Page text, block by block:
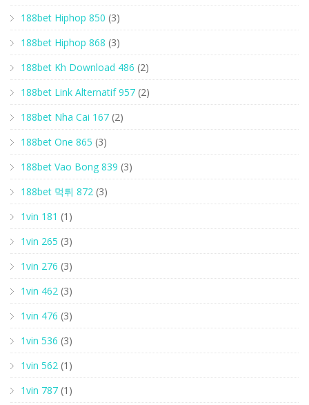
188bet Hiphop 850 (3)
188bet Hiphop 868 (3)
188bet Kh Download 486 (2)
188bet Link Alternatif 957 (2)
188bet Nha Cai 167 (2)
188bet One 865 (3)
188bet Vao Bong 839 (3)
188bet 먹튀 872 (3)
1vin 181 (1)
1vin 265 (3)
1vin 276 (3)
1vin 462 (3)
1vin 476 (3)
1vin 536 (3)
1vin 562 (1)
1vin 787 (1)